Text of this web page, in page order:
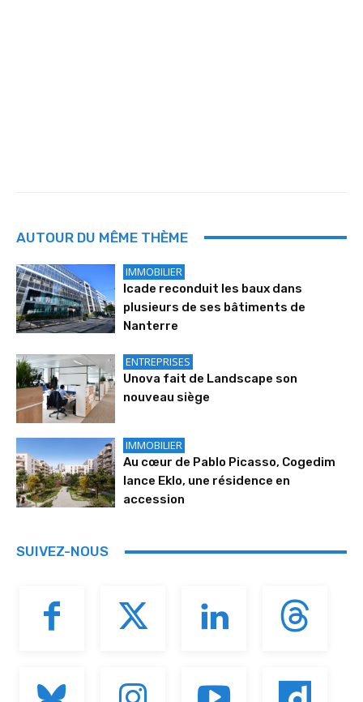
AUTOUR DU MÊME THÈME
IMMOBILIER
Icade reconduit les baux dans
plusieurs de ses bâtiments de
Nanterre
ENTREPRISES
Unova fait de Landscape son
nouveau siège
IMMOBILIER
Au cœur de Pablo Picasso, Cogedim
lance Eklo, une résidence en
accession
SUIVEZ-NOUS